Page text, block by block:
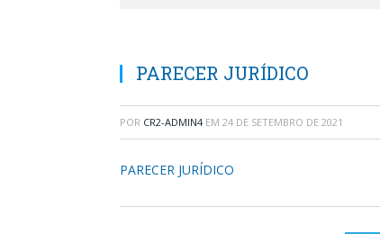
PARECER JURÍDICO
POR CR2-ADMIN4 EM 24 DE SETEMBRO DE 2021
PARECER JURÍDICO